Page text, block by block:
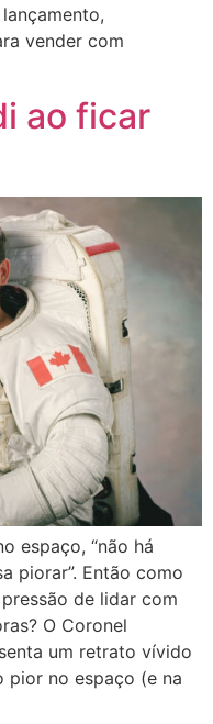
vender com
ao ficar
espaço, “não há
piorar”. Então como
de lidar com
O Coronel
um retrato vívido
pior no espaço (e na